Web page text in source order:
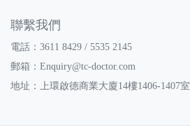
聯繫我們
電話：3611 8429 / 5535 2145
郵箱： Enquiry@tc-doctor.com
地址：上環啟德商業大廈14樓1406-1407室